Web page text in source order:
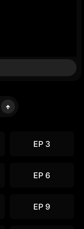
EP 3
EP 6
EP 9